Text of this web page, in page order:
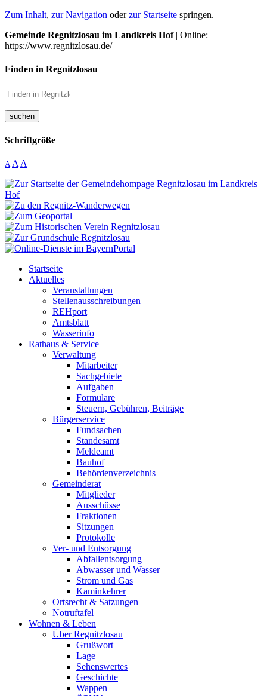
Zum Inhalt, zur Navigation oderzur Startseite springen.
Gemeinde Regnitzlosau im Landkreis Hof| Online:
https://www.regnitzlosau.de/
Finden in Regnitzlosau
suchen
Schriftgröße
A A A
Startseite
Aktuelles
Veranstaltungen
Stellenausschreibungen
REHport
Amtsblatt
Wasserinfo
Rathaus & Service
Verwaltung
Mitarbeiter
Sachgebiete
Aufgaben
Formulare
Steuern, Gebühren, Beiträge
Bürgerservice
Fundsachen
Standesamt
Meldeamt
Bauhof
Behördenverzeichnis
Gemeinderat
Mitglieder
Ausschüsse
Fraktionen
Sitzungen
Protokolle
Ver- und Entsorgung
Abfallentsorgung
Abwasser und Wasser
Strom und Gas
Kaminkehrer
Ortsrecht & Satzungen
Notruftafel
Wohnen & Leben
Über Regnitzlosau
Grußwort
Lage
Sehenswertes
Geschichte
Wappen